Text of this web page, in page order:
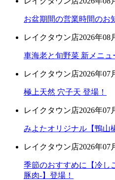
お盆期間の営業時間のお
レイクタウン店2026年08
車海老と旬野菜 新メニュ
レイクタウン店2026年07
極上天然 穴子天 登場！
レイクタウン店2026年07
みよたオリジナル【鴨山
レイクタウン店2026年07
季節のおすすめに【冷し
豚肉-】登場！